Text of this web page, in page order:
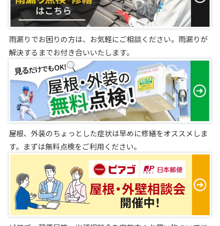
雨漏りでお困りの方は、お気軽にご相談ください。雨漏りが
解決するまでお付き合いいたします。
屋根、外装のちょっとした症状は早めに修繕をオススメしま
す。まずは無料点検をご利用ください。